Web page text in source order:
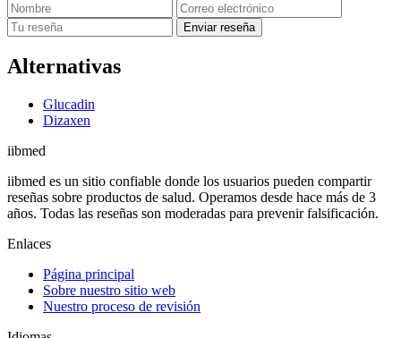
Enviar reseña
Alternativas
Glucadin
Dizaxen
iibmed
iibmed es un sitio confiable donde los usuarios pueden compartir
reseñas sobre productos de salud. Operamos desde hace más de 3
años. Todas las reseñas son moderadas para prevenir falsificación.
Enlaces
Página principal
Sobre nuestro sitio web
Nuestro proceso de revisión